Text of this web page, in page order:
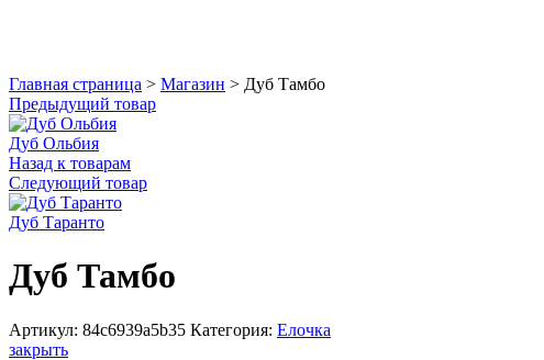
Главная страница > Магазин > Дуб Тамбо
Предыдущий товар
Дуб Ольбия
Назад к товарам
Следующий товар
Дуб Таранто
Дуб Тамбо
Артикул: 84c6939a5b35 Категория: Елочка
закрыть